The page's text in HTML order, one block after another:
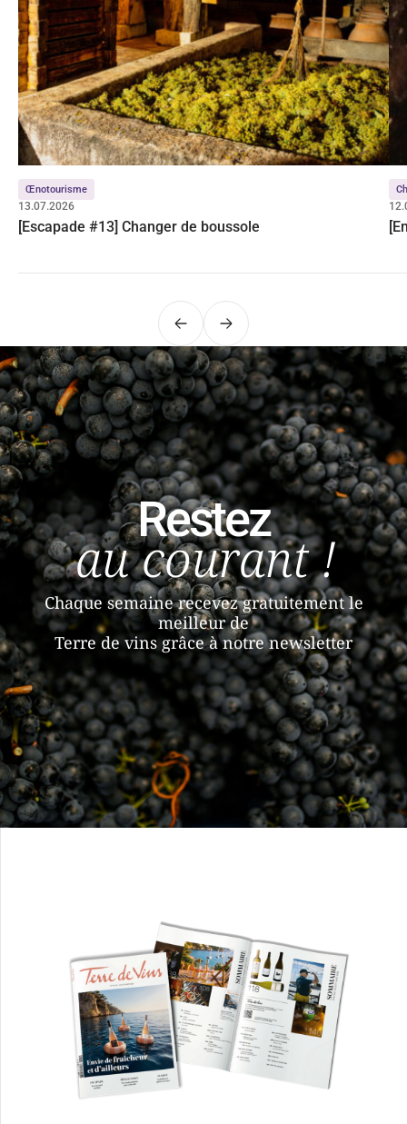
Œnotourisme
13.07.2026
[Escapade #13] Changer de boussole
PrécédentSuivant
Restez
au courant !
Chaque semaine recevez gratuitement le
meilleur de
Terre de vins grâce à notre newsletter